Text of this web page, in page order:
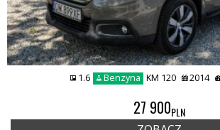
1.6 Benzyna KM 120 2014
27 900PLN